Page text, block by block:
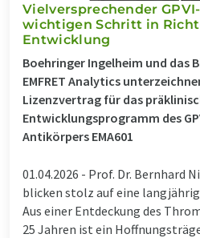
Vielversprechender
wichtigen Schritt in
Entwicklung
Boehringer Ingelheim und das
EMFRET Analytics
Lizenzvertrag für das
Entwicklungsprogramm des
Antikörpers EMA601
01.04.2026 - Prof. Dr. Bernhard
blicken stolz auf eine
Aus einer Entdeckung des
25 Jahren ist ein